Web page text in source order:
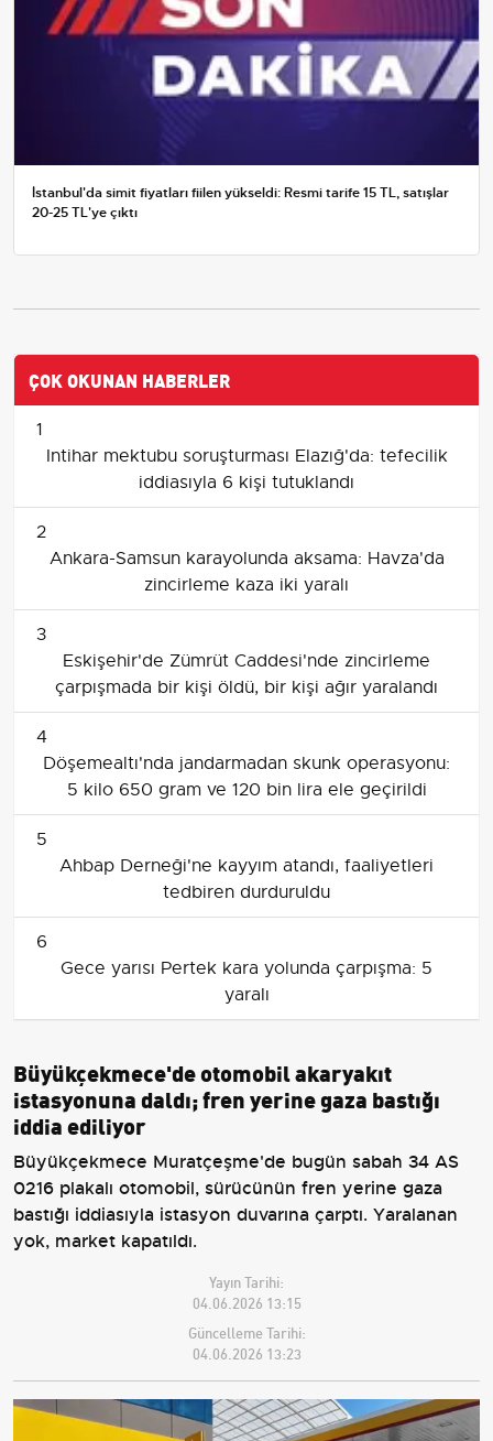
İstanbul'da simit fiyatları fiilen yükseldi: Resmi tarife 15 TL, satışlar
20-25 TL'ye çıktı
ÇOK OKUNAN HABERLER
1
Intihar mektubu soruşturması Elazığ'da: tefecilik
iddiasıyla 6 kişi tutuklandı
2
Ankara-Samsun karayolunda aksama: Havza'da
zincirleme kaza iki yaralı
3
Eskişehir'de Zümrüt Caddesi'nde zincirleme
çarpışmada bir kişi öldü, bir kişi ağır yaralandı
4
Döşemealtı'nda jandarmadan skunk operasyonu:
5 kilo 650 gram ve 120 bin lira ele geçirildi
5
Ahbap Derneği'ne kayyım atandı, faaliyetleri
tedbiren durduruldu
6
Gece yarısı Pertek kara yolunda çarpışma: 5
yaralı
Büyükçekmece'de otomobil akaryakıt
istasyonuna daldı; fren yerine gaza bastığı
iddia ediliyor
Büyükçekmece Muratçeşme'de bugün sabah 34 AS
0216 plakalı otomobil, sürücünün fren yerine gaza
bastığı iddiasıyla istasyon duvarına çarptı. Yaralanan
yok, market kapatıldı.
Yayın Tarihi:
04.06.2026 13:15
Güncelleme Tarihi:
04.06.2026 13:23